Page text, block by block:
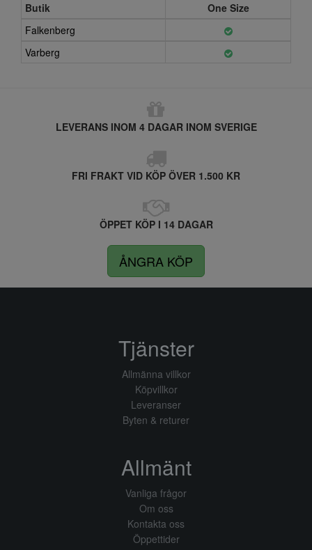
Butik
One Size
Falkenberg
Varberg
LEVERANS INOM 4 DAGAR INOM SVERIGE
FRI FRAKT VID KÖP ÖVER 1.500 KR
ÖPPET KÖP I 14 DAGAR
ÅNGRA KÖP
Tjänster
Allmänna villkor
Köpvillkor
Leveranser
Byten & returer
Allmänt
Vanliga frågor
Om oss
Kontakta oss
Öppettider